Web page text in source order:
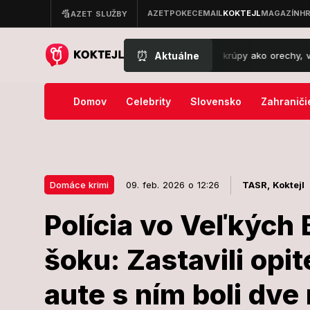
⏰ Aktuálne
obrat počasia: Oravu zasiahli krúpy ako orechy, voda sa
Domov Celebrity Slovensko
Domáce krimi 09. feb. 2026 o 12:26 TASR, Koktejl
Polícia vo Veľkých
šoku: Zastavili
aute s ním boli dve
Domáce krimi
Polícia vo